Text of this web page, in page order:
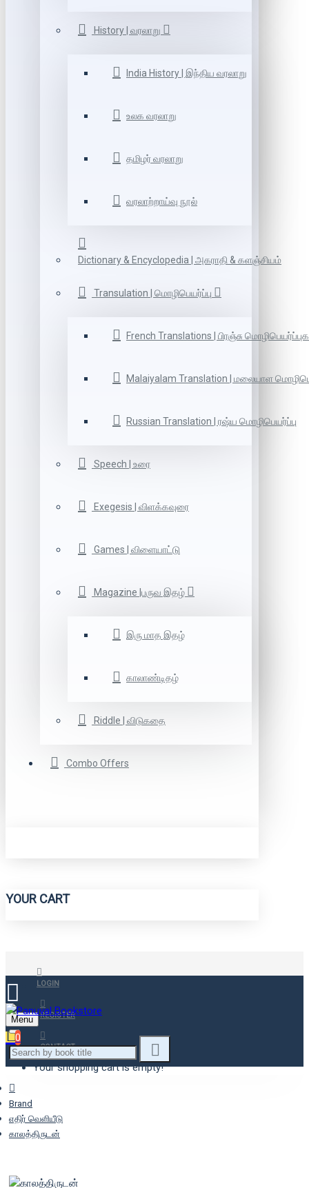
History | வரலாறு
India History | இந்திய வரலாறு
உலக வரலாறு
தமிழர் வரலாறு
வரலாற்றாய்வு நூல்
Dictionary & Encyclopedia | அகராதி & களஞ்சியம்
Transulation | மொழிபெயர்ப்பு
French Translations | பிரஞ்சு
Malaiyalam Translation | மலையாள
Russian Translation | ரஷ்ய மொழிபெயர்ப்பு
Speech | உரை
Exegesis | விளக்கவுரை
Games | விளையாட்டு
Magazine |பருவ இதழ்
இரு மாத இதழ்
காலாண்டிதழ்
Riddle | விடுகதை
Combo Offers
YOUR CART
LOGIN
REGISTER
CONTACT
Menu
0
Your shopping cart is empty!
Brand
எதிர் வெளியீடு
காலத்திருடன்